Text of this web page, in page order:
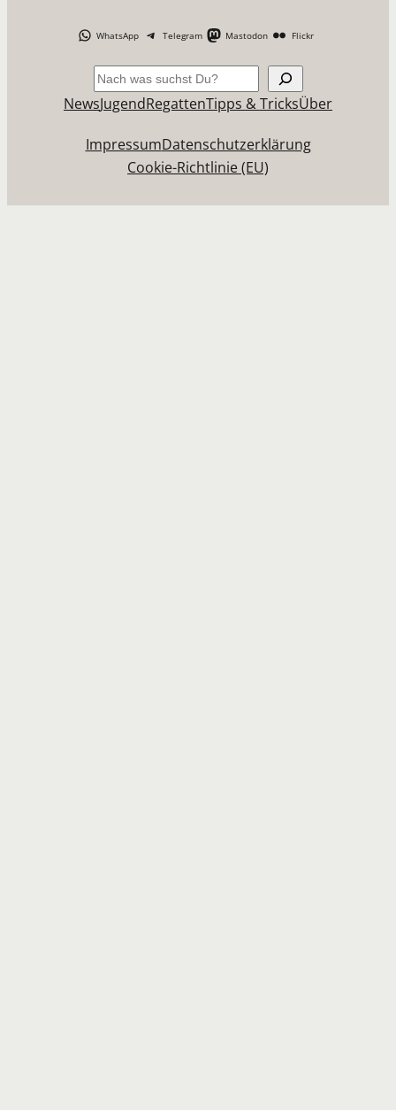
WhatsApp Telegram Mastodon Flickr
Suchen
NewsJugendRegattenTipps & TricksÜber
ImpressumDatenschutzerklärung
Cookie-Richtlinie (EU)